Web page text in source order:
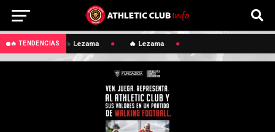
🔥 TENDENCIAS 🔥 Lezama 🔥 Lezama